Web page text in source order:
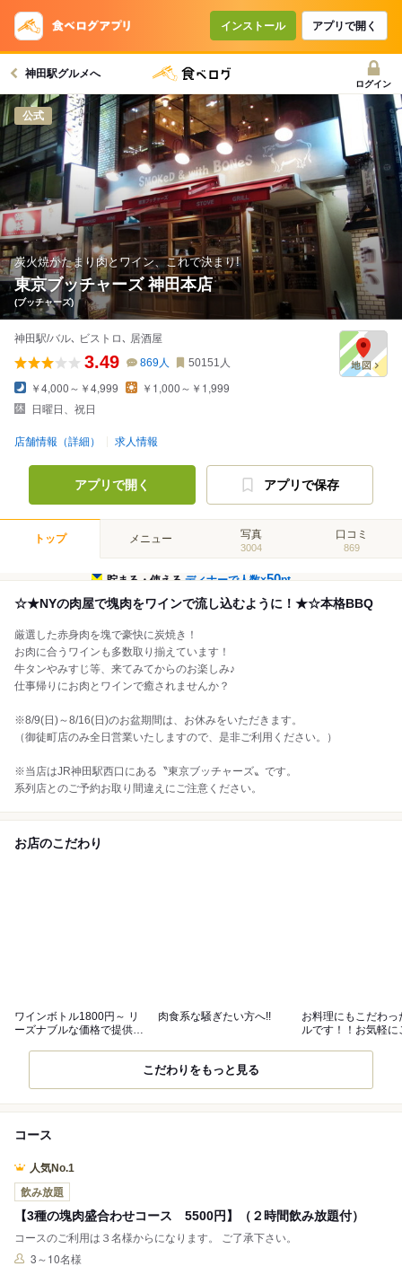
インストール アプリで開く
神田駅グルメへ
ログイン
公式
炭火焼かたまり肉とワイン、これで決まり!
東京ブッチャーズ 神田本店
(ブッチャーズ)
神田駅/バル､ ビストロ､ 居酒屋
3.49 869人 50151 人
￥4,000～￥4,999
￥1,000～￥1,999
日曜日、祝日
店舗情報（詳細） 求人情報
アプリで開く アプリで保存
トップ メニュー 写真
3004
口コミ
869
貯まる・使えるディナーで人数×50pt
☆★NYの肉屋で塊肉をワインで流し込むように！★☆本格BBQ
厳選した赤身肉を塊で豪快に炭焼き！
お肉に合うワインも多数取り揃えています！
牛タンやみすじ等、来てみてからのお楽しみ♪
仕事帰りにお肉とワインで癒されませんか？
※8/9(日)～8/16(日)のお盆期間は、お休みをいただきます。
（御徒町店のみ全日営業いたしますので、是非ご利用ください。）
※当店はJR神田駅西口にある〝東京ブッチャーズ〟です。
系列店とのご予約お取り間違えにご注意ください。
お店のこだわり
ワインボトル1800円～ リ
ーズナブルな価格で提供致
肉食系な騒ぎたい方へ!!
お料理にもこだわっ
ルです！！お気軽に
こだわりをもっと見る
コース
人気No.1
飲み放題
【3種の塊肉盛合わせコース 5500円】（２時間飲み放題付）
コースのご利用は３名様からになります。 ご了承下さい。
3～10名様